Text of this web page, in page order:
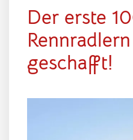
Der erste
geschafft!